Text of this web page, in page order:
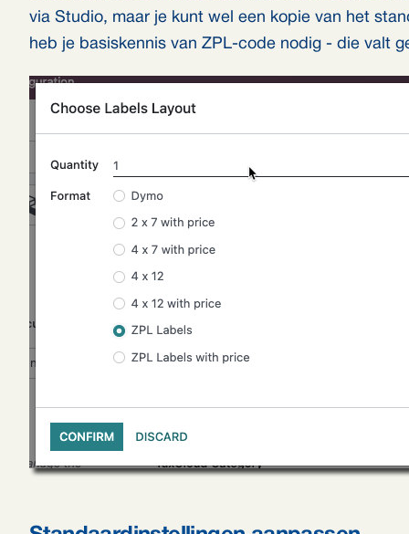
via Studio, maar je kunt wel een kopie van het
heb je basiskennis van ZPL-code nodig - die valt